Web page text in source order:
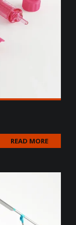
READ MORE